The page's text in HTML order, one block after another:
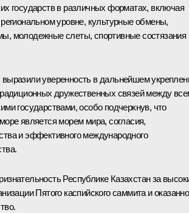
государств в различных форматах, включая
уровне, культурные обмены,
молодежные слеты, спортивные состязания
уверенность в дальнейшем
дружественных связей между
государствами, особо подчеркнув, что
является морем мира, согласия,
и эффективного международного
Республике Казахстан за
Пятого каспийского саммита и